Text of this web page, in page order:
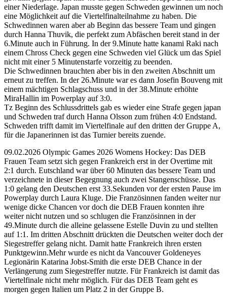
einer Niederlage. Japan musste gegen Schweden gewinnen um noch
eine Möglichkeit auf die Viertelfinalteilnahme zu haben. Die
Schwedinnen waren aber ab Beginn das bessere Team und gingen
durch Hanna Thuvik, die perfekt zum Abfäschen bereit stand in der
6.Minute auch in Führung. In der 9.Minute hatte kanami Raki nach
einem Chross Check gegen eine Schweden viel Glück um das Spiel
nicht mit einer 5 Minutenstarfe vorzeitig zu beenden.
Die Schwedinnen brauchten aber bis in den zweiten Abschnitt um
erneut zu treffen. In der 26.Minute war es dann Josefin Bouveng mit
einem mächtigen Schlagschuss und in der 38.Minute erhöhte
MiraHallin im Powerplay auf 3:0.
Tz Beginn des Schlussdrittels gab es wieder eine Strafe gegen japan
und Schweden traf durch Hanna Olsson zum frühen 4:0 Endstand.
Schweden trifft damit im Viertelfinale auf den dritten der Gruppe A,
für die Japanerinnen ist das Turnier bereits zuende.
09.02.2026 Olympic Games 2026 Womens Hockey: Das DEB
Frauen Team setzt sich gegen Frankreich erst in der Overtime mit
2:1 durch. Eutschland war über 60 Minuten das bessere Team und
verzeichnete in dieser Begegnung auch zwei Stangenschüsse. Das
1:0 gelang den Deutschen erst 33.Sekunden vor der ersten Pause im
Powerplay durch Laura Kluge. Die Französinnen fanden weiter nur
wenige dicke Chancen vor doch die DEB Frauen konnten ihre
weiter nicht nutzen und so schlugen die Französinnen in der
49.Minute durch die alleine gelassene Estelle Duvin zu und stellten
auf 1:1. Im dritten Abschnitt drückten die Deutschen weiter doch der
Siegestreffer gelang nicht. Damit hatte Frankreich ihren ersten
Punktgewinn.Mehr wurde es nicht da Vancouver Goldeneyes
Legionärin Katarina Jobst-Smith die erste DEB Chance in der
Verlängerung zum Siegestreffer nutzte. Für Frankreich ist damit das
Viertelfinale nicht mehr möglich. Für das DEB Team geht es
morgen gegen Italien um Platz 2 in der Gruppe B.